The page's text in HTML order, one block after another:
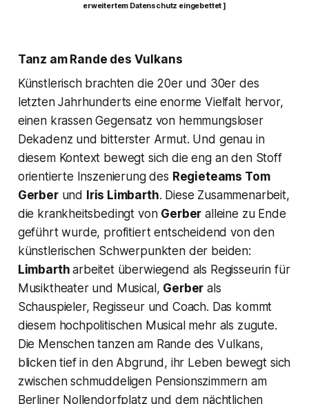
erweitertem Datenschutz eingebettet ]
Tanz am Rande des Vulkans
Künstlerisch brachten die 20er und 30er des
letzten Jahrhunderts eine enorme Vielfalt hervor,
einen krassen Gegensatz von hemmungsloser
Dekadenz und bitterster Armut. Und genau in
diesem Kontext bewegt sich die eng an den Stoff
orientierte Inszenierung des Regieteams Tom
Gerberund Iris Limbarth. Diese Zusammenarbeit,
die krankheitsbedingt von Gerber alleine zu Ende
geführt wurde, profitiert entscheidend von den
künstlerischen Schwerpunkten der beiden:
Limbartharbeitet überwiegend als Regisseurin für
Musiktheater und Musical, Gerber als
Schauspieler, Regisseur und Coach. Das kommt
diesem hochpolitischen Musical mehr als zugute.
Die Menschen tanzen am Rande des Vulkans,
blicken tief in den Abgrund, ihr Leben bewegt sich
zwischen schmuddeligen Pensionszimmern am
Berliner Nollendorfplatz und dem nächtlichen